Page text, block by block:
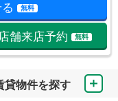
無料
店舗来店予約 無料
貸物件を探す